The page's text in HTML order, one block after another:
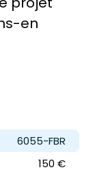
en
6055-FBR
150 €